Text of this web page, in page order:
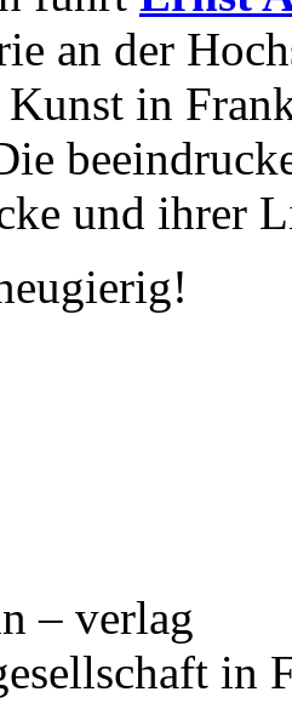
an der
in
und ihrer
– verlag
in